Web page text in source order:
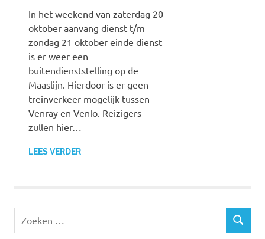
In het weekend van zaterdag 20
oktober aanvang dienst t/m
zondag 21 oktober einde dienst
is er weer een
buitendienststelling op de
Maaslijn. Hierdoor is er geen
treinverkeer mogelijk tussen
Venray en Venlo. Reizigers
zullen hier…
LEES VERDER
Z